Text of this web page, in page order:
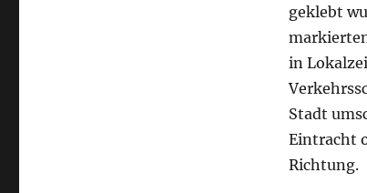
geklebt
in
Stadt
Eintracht
Richtung.